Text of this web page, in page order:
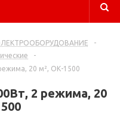
-
-
20 м², ОК-1500
2 режима, 20